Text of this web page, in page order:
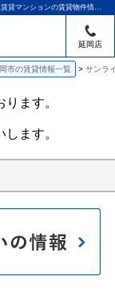
サンライズ北小路（宮崎県延岡市北小路 １１３９ー１０・延岡駅）1LDK賃貸マンションの賃貸物件情報｜アパマンショップ延岡店｜ハウジング情報プラザ
延岡店
市の賃貸情報一覧 サンラ
ます。
ます。